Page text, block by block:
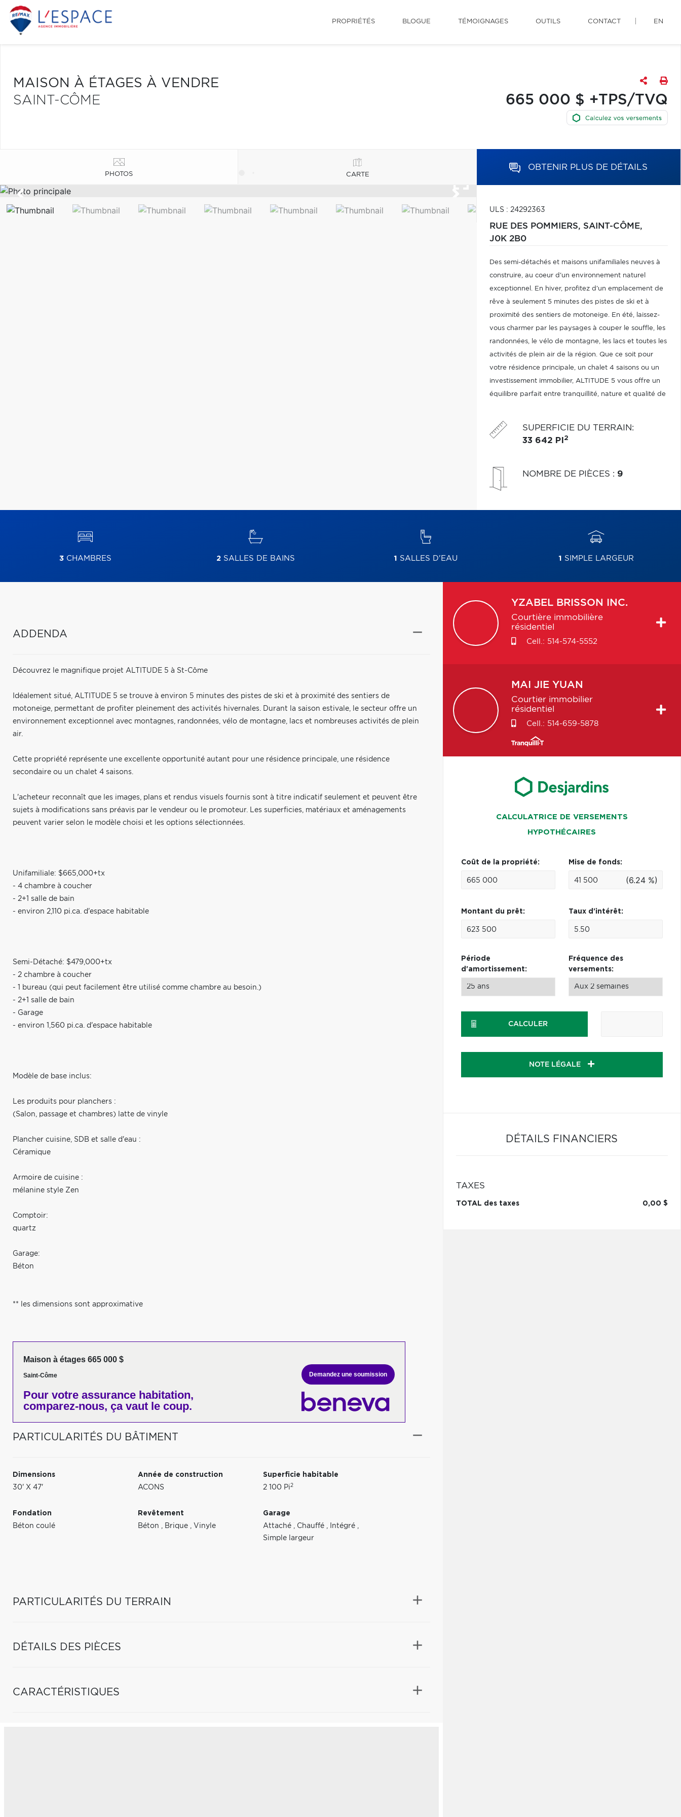
PROPRIÉTÉS BLOGUE TÉMOIGNAGES OUTILS CONTACT EN
MAISON À ÉTAGES À VENDRE
SAINT-CÔME
665 000 $ +TPS/TVQ
PHOTOS CARTE
OBTENIR PLUS DE DÉTAILS
ULS : 24292363
RUE DES POMMIERS, SAINT-CÔME,
J0K 2B0
Des semi-détachés et maisons unifamiliales neuves à
construire, au coeur d'un environnement naturel
exceptionnel. En hiver, profitez d'un emplacement de
rêve à seulement 5 minutes des pistes de ski et à
proximité des sentiers de motoneige. En été, laissez-
vous charmer par les paysages à couper le souffle, les
randonnées, le vélo de montagne, les lacs et toutes les
activités de plein air de la région. Que ce soit pour
votre résidence principale, un chalet 4 saisons ou un
investissement immobilier, ALTITUDE 5 vous offre un
équilibre parfait entre tranquillité, nature et qualité de
SUPERFICIE DU TERRAIN:
33 642 PI 2
NOMBRE DE PIÈCES : 9
3CHAMBRES 2SALLES DE BAINS 1 SALLES D'EAU 1 SIMPLE LARGEUR
ADDENDA
Découvrez le magnifique projet ALTITUDE 5 à St-Côme
Idéalement situé, ALTITUDE 5 se trouve à environ 5 minutes des pistes de ski et à proximité des sentiers de
motoneige, permettant de profiter pleinement des activités hivernales. Durant la saison estivale, le secteur offre un
environnement exceptionnel avec montagnes, randonnées, vélo de montagne, lacs et nombreuses activités de plein
air.
Cette propriété représente une excellente opportunité autant pour une résidence principale, une résidence
secondaire ou un chalet 4 saisons.
L'acheteur reconnaît que les images, plans et rendus visuels fournis sont à titre indicatif seulement et peuvent être
sujets à modifications sans préavis par le vendeur ou le promoteur. Les superficies, matériaux et aménagements
peuvent varier selon le modèle choisi et les options sélectionnées.
Unifamiliale: $665,000+tx
- 4 chambre à coucher
- 2+1 salle de bain
- environ 2,110 pi.ca. d'espace habitable
Semi-Détaché: $479,000+tx
- 2 chambre à coucher
- 1 bureau (qui peut facilement être utilisé comme chambre au besoin.)
- 2+1 salle de bain
- Garage
- environ 1,560 pi.ca. d'espace habitable
Modèle de base inclus:
Les produits pour planchers :
(Salon, passage et chambres) latte de vinyle
Plancher cuisine, SDB et salle d'eau :
Céramique
Armoire de cuisine :
mélanine style Zen
Comptoir:
quartz
Garage:
Béton
** les dimensions sont approximative
Maison à étages 665 000 $
Saint-Côme
Pour votre assurance habitation,
comparez-nous, ça vaut le coup.
Demandez une soumission
PARTICULARITÉS DU BÂTIMENT
Dimensions
30' X 47'
Année de construction
ACONS
Superficie habitable
2 100 Pi2
Fondation
Béton coulé
Revêtement
Béton , Brique , Vinyle
Garage
Attaché , Chauffé , Intégré ,
Simple largeur
PARTICULARITÉS DU TERRAIN
DÉTAILS DES PIÈCES
CARACTÉRISTIQUES
YZABEL BRISSON INC.
Courtière immobilière
résidentiel
Cell.: 514-574-5552
MAI JIE YUAN
Courtier immobilier
résidentiel
Cell.: 514-659-5878
CALCULATRICE DE VERSEMENTS
HYPOTHÉCAIRES
Coût de la propriété: Mise de fonds:
(6.24 %)
Montant du prêt: Taux d'intérêt:
Période
d'amortissement:
Fréquence des
versements:
CALCULER
NOTE LÉGALE
DÉTAILS FINANCIERS
TAXES
TOTAL des taxes 0,00 $